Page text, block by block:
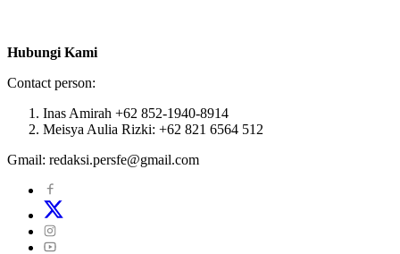
Hubungi Kami
Contact person:
Inas Amirah +62 852-1940-8914
Meisya Aulia Rizki: +62 821 6564 512
Gmail: redaksi.persfe@gmail.com